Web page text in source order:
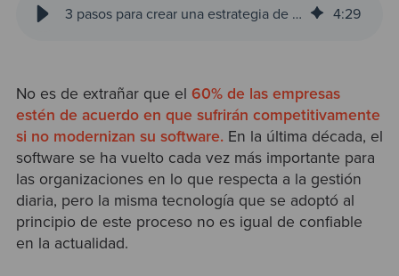
3 pasos para crear una estrategia de modernización de software 4:29
No es de extrañar que el 60% de las empresas
estén de acuerdo en que sufrirán competitivamente
si no modernizan su software. En la última década, el
software se ha vuelto cada vez más importante para
las organizaciones en lo que respecta a la gestión
diaria, pero la misma tecnología que se adoptó al
principio de este proceso no es igual de confiable
en la actualidad.